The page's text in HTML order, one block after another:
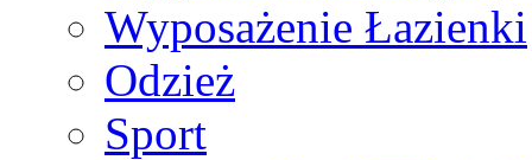
Wyposażenie Łazienki
Odzież
Sport